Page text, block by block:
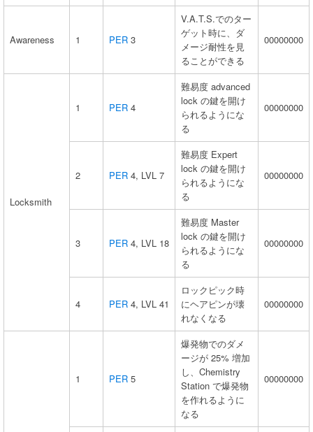
Awareness 1 PER 3
V.A.T.S.でのター
ゲット時に、ダ
メージ耐性を見
ることができる
00000000
Locksmith
1 PER 4
難易度 advanced
lock の鍵を開け
られるようにな
る
00000000
2 PER 4, LVL 7
難易度 Expert
lock の鍵を開け
られるようにな
る
00000000
3 PER 4, LVL 18
難易度 Master
lock の鍵を開け
られるようにな
る
00000000
4 PER 4, LVL 41
ロックピック時
にヘアピンが壊
れなくなる
00000000
1 PER 5
爆発物でのダメ
ージが 25% 増加
し、Chemistry
Station で爆発物
を作れるように
なる
00000000